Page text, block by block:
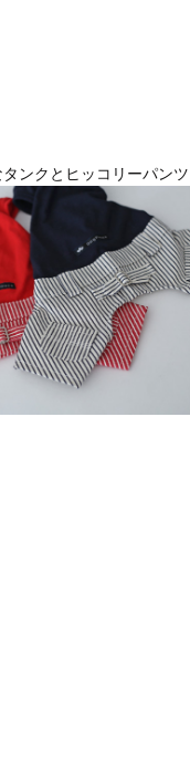
ンクとヒッコリーパンツ